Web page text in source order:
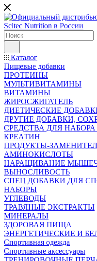
Каталог
Пищевые добавки
ПРОТЕИНЫ
МУЛЬТИВИТАМИНЫ
ВИТАМИНЫ
ЖИРОСЖИГАТЕЛЬ
ДИЕТИЧЕСКИЕ
ДРУГИЕ ДОБАВКИ,
СРЕДСТВА ДЛЯ НАБОРА
КРЕАТИН
ПРОДУКТЫ-
АМИНОКИСЛОТЫ
НАРАЩИВАНИЕ
ВЫНОСЛИВОСТЬ
СПЕЦ ДОБАВКИ ДЛЯ
НАБОРЫ
УГЛЕВОДЫ
ТРАВЯНЫЕ ЭКСТРАКТЫ
МИНЕРАЛЫ
ЗДОРОВАЯ ПИЩА
ЭНЕРГЕТИЧЕСКИЕ И
Спортивная одежда
Спортивные аксессуары